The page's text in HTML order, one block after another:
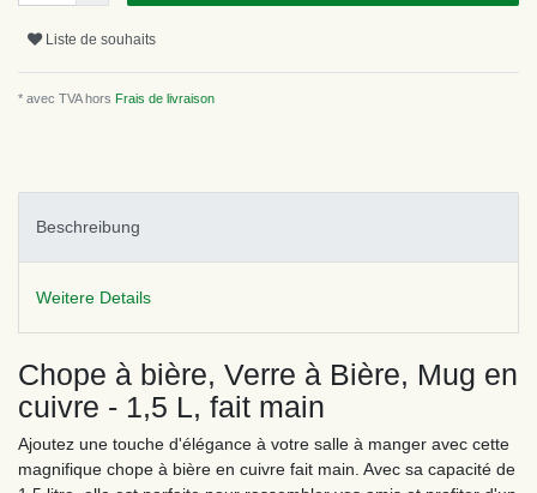
Liste de souhaits
* avec TVA hors Frais de livraison
Beschreibung
Weitere Details
Chope à bière, Verre à Bière, Mug en
cuivre - 1,5 L, fait main
Ajoutez une touche d'élégance à votre salle à manger avec cette
magnifique chope à bière en cuivre fait main. Avec sa capacité de